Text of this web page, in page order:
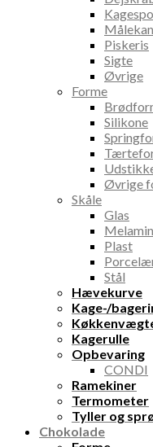
Piskeris
Sigte
Øvrige
Forme
Silikone
Øvrige
Skåle
Glas
Melamin
Plast
Stål
Hævekurve
Kage-/
Kagerulle
Opbevaring
CONDI
Ramekiner
Termometer
Tyller og
Chokolade